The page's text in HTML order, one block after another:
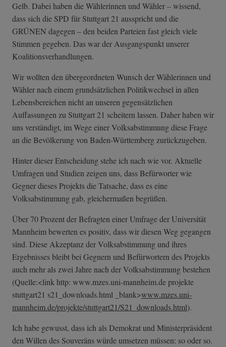
Gelb. Dabei haben die Wählerinnen und Wähler–wissend,
dass sich die SPD für Stuttgart 21 ausspricht und die
GRÜNEN dagegen–den beiden Parteien fast gleich viele
Stimmen gegeben. Das war der Ausgangspunkt unserer
Koalitionsverhandlungen.
Wir wollten den übergeordneten Wunsch der Wählerinnen und
Wähler nach einem grundsätzlichen Politikwechsel in allen
Lebensbereichen nicht an unseren gegensätzlichen
Auffassungen zu Stuttgart 21 scheitern lassen. Daher haben wir
uns verständigt, im Wege einer Volksabstimmung diese Frage
an die Bevölkerung von Baden-Württemberg zurückzugeben.
Hinter dieser Entscheidung stehe ich nach wie vor. Aktuelle
Umfragen und Studien zeigen uns, dass Befürworter wie
Gegner dieses Projekts die Tatsache, dass es eine
Volksabstimmung gab, gleichermaßen begrüßen.
Über 70 Prozent der Befragten einer Umfrage der Universität
Mannheim bewerten es positiv, dass wir diesen Weg gegangen
sind. Diese Akzeptanz der Volksabstimmung und ihres
Ergebnisses bleibt bei Gegnern und Befürwortern des Projekts
auch mehr als zwei Jahre nach der Volksabstimmung bestehen
(Quelle:<link http: www.mzes.uni-mannheim.de projekte
stuttgart21 s21_downloads.html _blank>www.mzes.uni-
mannheim.de/projekte/stuttgart21/S21_downloads.html).
Ich habe gewusst, dass ich als Demokrat und Ministerpräsident
den Willen des Souveräns würde umsetzen müssen: so oder so.